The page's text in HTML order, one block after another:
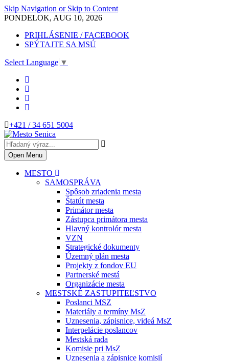
Skip Navigation or Skip to Content
PONDELOK, AUG 10, 2026
PRIHLÁSENIE / FACEBOOK
SPÝTAJTE SA MSÚ
Select Language ▼
+421 / 34 651 5004
Open Menu
MESTO
SAMOSPRÁVA
Spôsob zriadenia mesta
Štatút mesta
Primátor mesta
Zástupca primátora mesta
Hlavný kontrolór mesta
VZN
Strategické dokumenty
Územný plán mesta
Projekty z fondov EU
Partnerské mestá
Organizácie mesta
MESTSKÉ ZASTUPITEĽSTVO
Poslanci MSZ
Materiály a termíny MsZ
Uznesenia, zápisnice, videá MsZ
Interpelácie poslancov
Mestská rada
Komisie pri MsZ
Uznesenia a zápisnice komisií